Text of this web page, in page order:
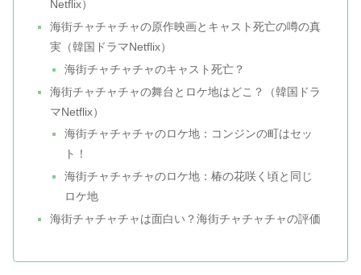
Netflix）
海街チャチャチャの原作映画とキャスト死亡の噂の真
実（韓国ドラマNetflix）
海街チャチャチャのキャスト死亡？
海街チャチャチャの舞台とロケ地はどこ？（韓国ドラ
マNetflix）
海街チャチャチャのロケ地：コンジンの町はセッ
ト！
海街チャチャチャのロケ地：椿の花咲く頃と同じ
ロケ地
海街チャチャチャは面白い？海街チャチャチャの評価